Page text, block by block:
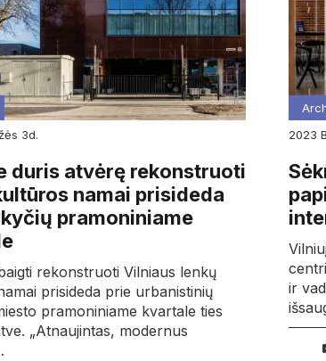
3d.
duris atvėrę rekonstruoti
namai prisideda
pramoniniame
rekonstruoti Vilniaus lenkų
prisideda prie urbanistinių
pramoniniame kvartale ties
„Atnaujintas, modernus
2023
ir